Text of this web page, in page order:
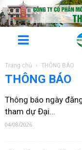
Trang chủ THÔNG BÁO
THÔNG BÁO
Thông báo ngày
tham dự Đại...
04/08/2026